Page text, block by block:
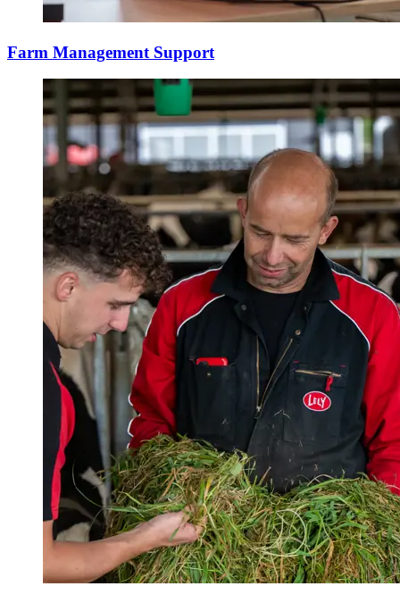
Farm Management Support